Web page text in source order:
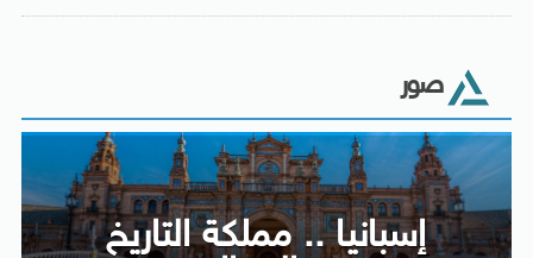
صور
إسبانيا .. مملكة التاريخ